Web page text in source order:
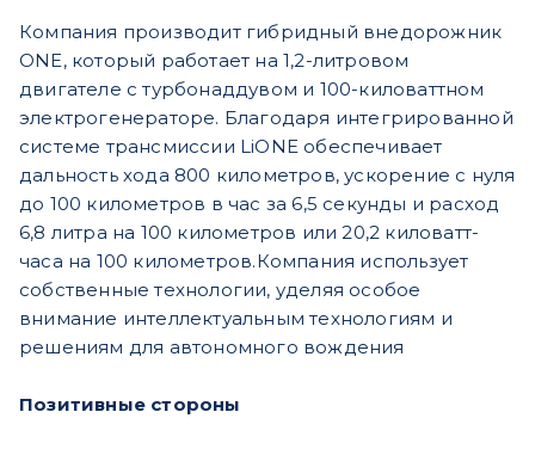
Компания производит гибридный внедорожник
ONE, который работает на 1,2-литровом
двигателе с турбонаддувом и 100-киловаттном
электрогенераторе. Благодаря интегрированной
системе трансмиссии LiONE обеспечивает
дальность хода 800 километров, ускорение с нуля
до 100 километров в час за 6,5 секунды и расход
6,8 литра на 100 километров или 20,2 киловатт-
часа на 100 километров.Компания использует
собственные технологии, уделяя особое
внимание интеллектуальным технологиям и
решениям для автономного вождения
Позитивные стороны